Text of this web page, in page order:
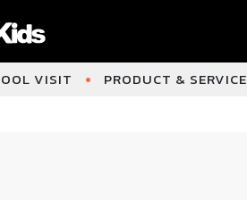
VISIT PRODUCT & SERVICE